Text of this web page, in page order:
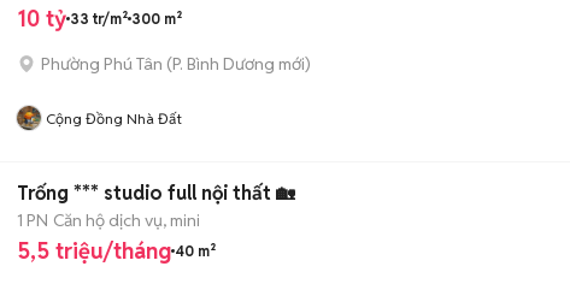
10 tỷ 33 tr/m² 300 m²
Phường Phú Tân (P. Bình Dương mới)
Cộng Đồng Nhà Đất
Trống *** studio full nội thất 🏡
1 PN Căn hộ dịch vụ, mini
5,5 triệu/tháng 40 m²